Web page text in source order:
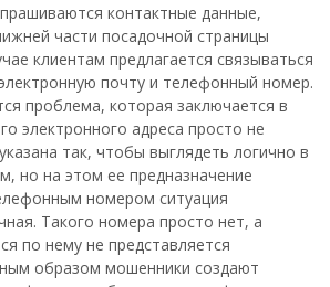
контактные данные,
части посадочной страницы
клиентам предлагается связываться
почту и телефонный номер.
проблема, которая заключается в
электронного адреса просто не
так, чтобы выглядеть логично в
но на этом ее предназначение
номером ситуация
Такого номера просто нет, а
по нему не представляется
образом мошенники создают